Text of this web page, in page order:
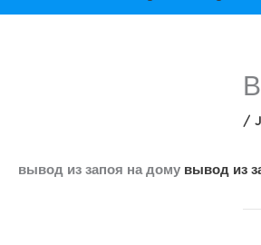
/
вывод из запоя на дому вывод из